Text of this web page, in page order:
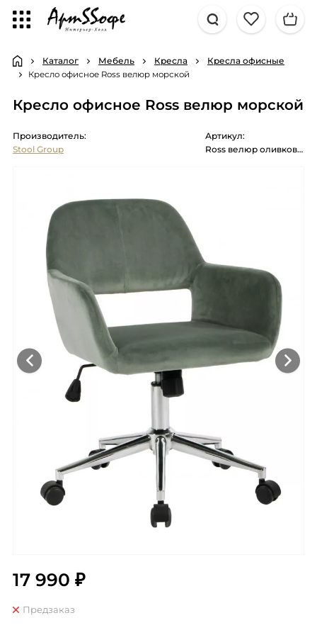
Каталог Мебель Кресла Кресла офисные
Кресло офисное Ross велюр морской
Кресло офисное Ross велюр морской
Производитель:
Stool Group
Артикул:
Ross велюр оливковый
17 990 ₽
Предзаказ